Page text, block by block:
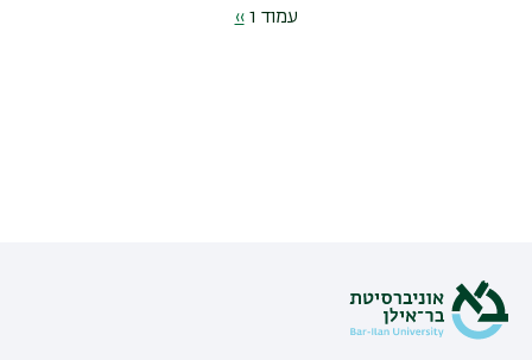
עמוד 1
הדף
››